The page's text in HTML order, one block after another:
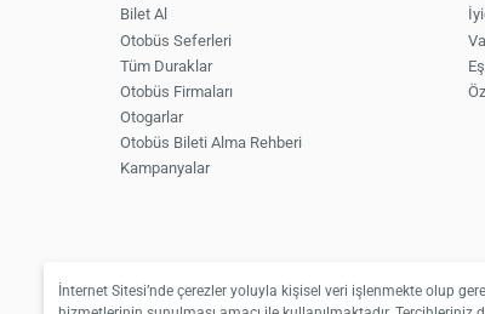
Bilet Al
Otobüs Seferleri
Tüm Duraklar
Otobüs Firmaları
Otogarlar
Otobüs Bileti Alma Rehberi
Kampanyalar
İnternet Sitesi’nde çerezler yoluyla kişisel veri işlenmekte olup